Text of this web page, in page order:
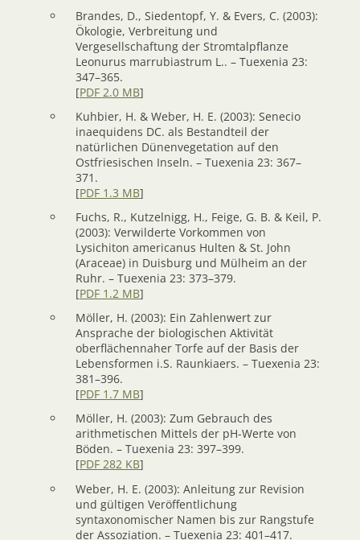
Brandes, D., Siedentopf, Y. & Evers, C. (2003):
Ökologie, Verbreitung und
Vergesellschaftung der Stromtalpflanze
Leonurus marrubiastrum L.. – Tuexenia 23:
347–365.
[PDF 2.0 MB]
Kuhbier, H. & Weber, H. E. (2003): Senecio
inaequidens DC. als Bestandteil der
natürlichen Dünenvegetation auf den
Ostfriesischen Inseln. – Tuexenia 23: 367–
371.
[PDF 1.3 MB]
Fuchs, R., Kutzelnigg, H., Feige, G. B. & Keil, P.
(2003): Verwilderte Vorkommen von
Lysichiton americanus Hulten & St. John
(Araceae) in Duisburg und Mülheim an der
Ruhr. – Tuexenia 23: 373–379.
[PDF 1.2 MB]
Möller, H. (2003): Ein Zahlenwert zur
Ansprache der biologischen Aktivität
oberflächennaher Torfe auf der Basis der
Lebensformen i.S. Raunkiaers. – Tuexenia 23:
381–396.
[PDF 1.7 MB]
Möller, H. (2003): Zum Gebrauch des
arithmetischen Mittels der pH-Werte von
Böden. – Tuexenia 23: 397–399.
[PDF 282 KB]
Weber, H. E. (2003): Anleitung zur Revision
und gültigen Veröffentlichung
syntaxonomischer Namen bis zur Rangstufe
der Assoziation. – Tuexenia 23: 401–417.